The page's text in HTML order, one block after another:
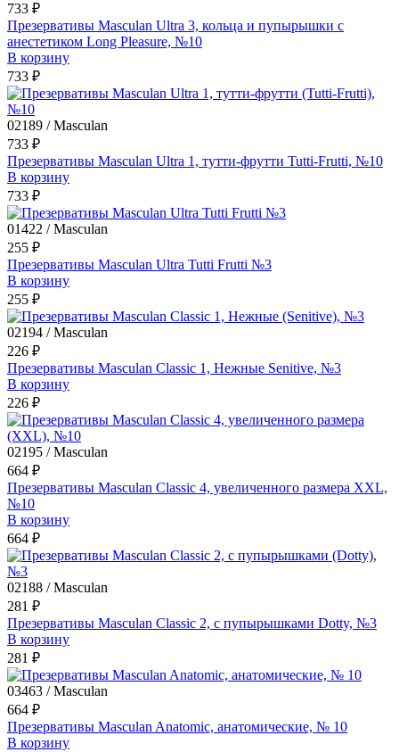
733 ₽
Презервативы Masculan Ultra 3, кольца и пупырышки с
анестетиком Long Pleasure, №10
В корзину
733 ₽
02189 / Masculan
733 ₽
Презервативы Masculan Ultra 1, тутти-фрутти Tutti-Frutti, №10
В корзину
733 ₽
01422 / Masculan
255 ₽
Презервативы Masculan Ultra Tutti Frutti №3
В корзину
255 ₽
02194 / Masculan
226 ₽
Презервативы Masculan Classic 1, Нежные Senitive, №3
В корзину
226 ₽
02195 / Masculan
664 ₽
Презервативы Masculan Classic 4, увеличенного размера XXL,
№10
В корзину
664 ₽
02188 / Masculan
281 ₽
Презервативы Masculan Classic 2, с пупырышками Dotty, №3
В корзину
281 ₽
03463 / Masculan
664 ₽
Презервативы Masculan Anatomic, анатомические, № 10
В корзину